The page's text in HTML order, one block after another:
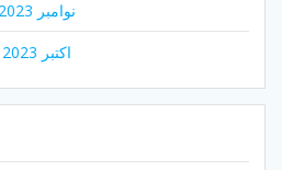
نوامبر 2023
اکتبر 2023